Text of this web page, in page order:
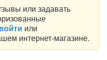
или задавать
войти или
интернет-магазине.